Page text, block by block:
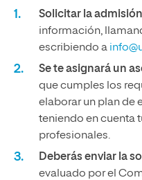
Solicitar la admisión
información,
escribiendo a
Se te asignará un
que cumples los
elaborar un plan de
teniendo en cuenta
profesionales.
Deberás enviar la
evaluado por el